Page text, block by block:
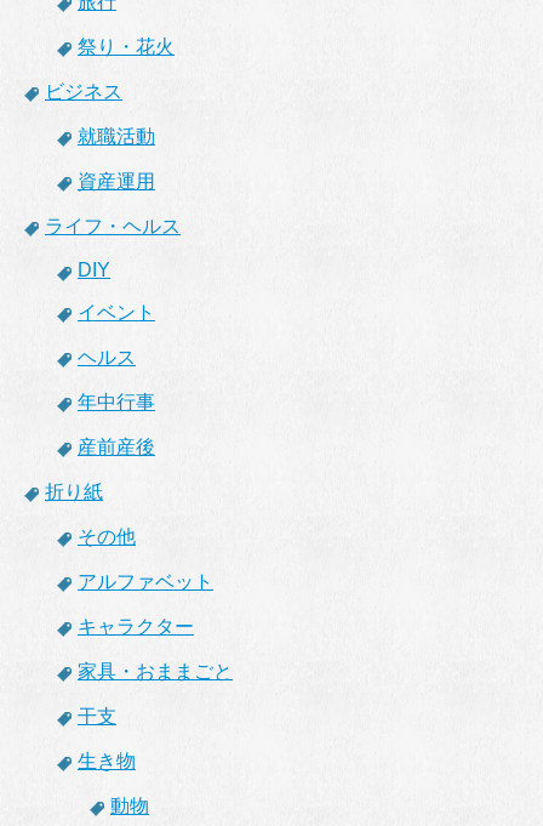
祭り・花火
ビジネス
就職活動
資産運用
ライフ・ヘルス
DIY
イベント
ヘルス
年中行事
産前産後
折り紙
その他
アルファベット
キャラクター
家具・おままごと
干支
生き物
動物